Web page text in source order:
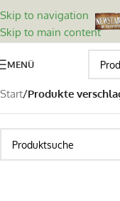
Skip to navigation
Skip to main content
MENÜ
Start/Produkte